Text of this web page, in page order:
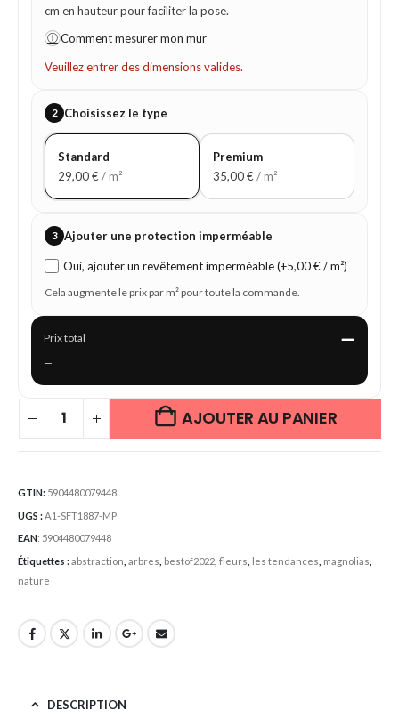
cm en hauteur pour faciliter la pose.
ⓘ Comment mesurer mon mur
Veuillez entrer des dimensions valides.
2 Choisissez le type
Standard
29,00€/ m²
Premium
35,00€/ m²
3 Ajouter une protection imperméable
Oui, ajouter un revêtement imperméable (+5,00 € / m²)
Cela augmente le prix par m² pour toute la commande.
Prix total —
—
AJOUTER AU PANIER
GTIN: 5904480079448
UGS :A1-SFT1887-MP
EAN: 5904480079448
Étiquettes :abstraction arbres bestof2022 fleurs les tendances magnolias
nature
DESCRIPTION